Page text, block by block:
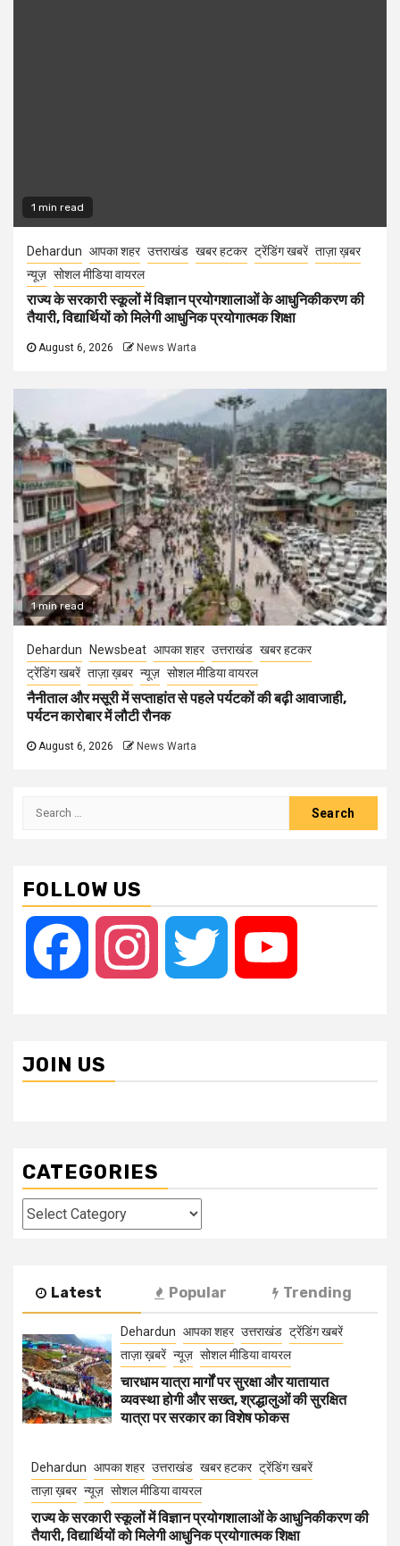
1 min read
Dehardun आपका शहर उत्तराखंड खबर हटकर ट्रेंडिंग खबरें ताज़ा ख़बर
न्यूज़ सोशल मीडिया वायरल
राज्य के सरकारी स्कूलों में विज्ञान प्रयोगशालाओं के आधुनिकीकरण की
तैयारी, विद्यार्थियों को मिलेगी आधुनिक प्रयोगात्मक शिक्षा
August 6, 2026 News Warta
1 min read
Dehardun Newsbeat आपका शहर उत्तराखंड खबर हटकर
ट्रेंडिंग खबरें ताज़ा ख़बर न्यूज़ सोशल मीडिया वायरल
नैनीताल और मसूरी में सप्ताहांत से पहले पर्यटकों की बढ़ी आवाजाही,
पर्यटन कारोबार में लौटी रौनक
August 6, 2026 News Warta
Search
FOLLOW US
Facebook Instagram Twitter
JOIN US
CATEGORIES
Categories
Latest Popular Trending
Dehardun आपका शहर उत्तराखंड ट्रेंडिंग खबरें
ताज़ा ख़बरें न्यूज़ सोशल मीडिया वायरल
चारधाम यात्रा मार्गों पर सुरक्षा और यातायात
व्यवस्था होगी और सख्त, श्रद्धालुओं की सुरक्षित
यात्रा पर सरकार का विशेष फोकस
Dehardun आपका शहर उत्तराखंड खबर हटकर ट्रेंडिंग खबरें
ताज़ा ख़बर न्यूज़ सोशल मीडिया वायरल
राज्य के सरकारी स्कूलों में विज्ञान प्रयोगशालाओं के आधुनिकीकरण की
तैयारी, विद्यार्थियों को मिलेगी आधुनिक प्रयोगात्मक शिक्षा